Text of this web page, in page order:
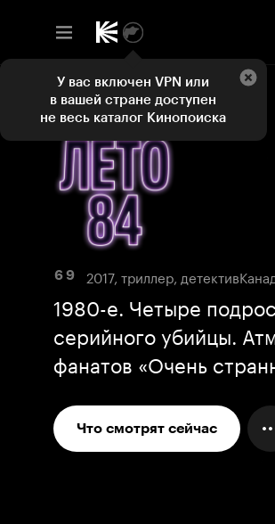
6 9 2017, триллер, детектив
1980-е. Четыре
серийного убийцы.
фанатов «Очень
Что смотрят сейчас
У вас включен VPN или
в вашей стране доступен
не весь каталог Кинопоиска